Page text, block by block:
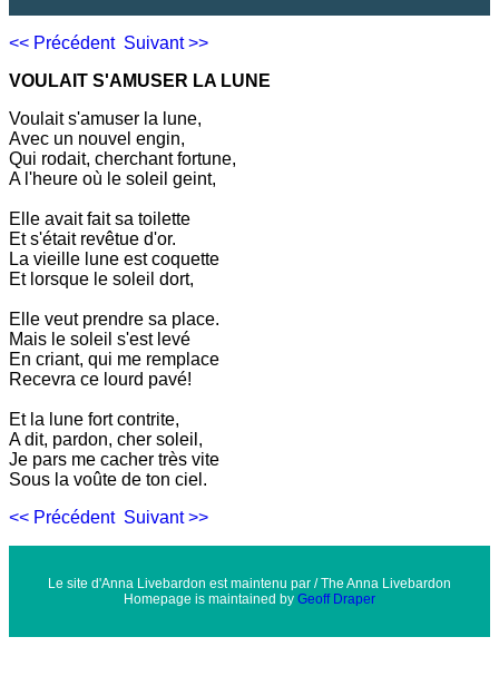
<< Précédent Suivant >>
VOULAIT S'AMUSER LA LUNE
Voulait s'amuser la lune,
Avec un nouvel engin,
Qui rodait, cherchant fortune,
A l'heure où le soleil geint,
Elle avait fait sa toilette
Et s'était revêtue d'or.
La vieille lune est coquette
Et lorsque le soleil dort,
Elle veut prendre sa place.
Mais le soleil s'est levé
En criant, qui me remplace
Recevra ce lourd pavé!
Et la lune fort contrite,
A dit, pardon, cher soleil,
Je pars me cacher très vite
Sous la voûte de ton ciel.
<< Précédent Suivant >>
Le site d'Anna Livebardon est maintenu par / The Anna Livebardon
Homepage is maintained by Geoff Draper